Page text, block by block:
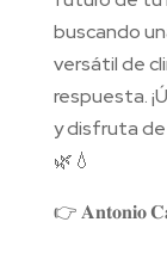
buscando
versátil de
respuesta.
y disfruta de
🌿💧
👉 𝐀𝐧𝐭𝐨𝐧𝐢𝐨